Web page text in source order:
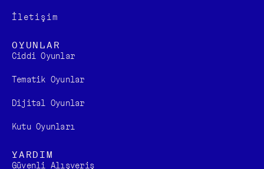
İletişim
OYUNLAR
Ciddi Oyunlar
Tematik Oyunlar
Dijital Oyunlar
Kutu Oyunları
YARDIM
Güvenli Alışveriş